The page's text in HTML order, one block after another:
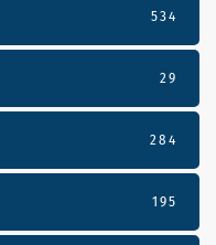
534
29
284
195